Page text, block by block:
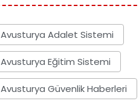
Avusturya Adalet Sistemi
Avusturya Eğitim Sistemi
Avusturya Güvenlik Haberleri